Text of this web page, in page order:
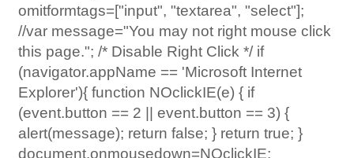
omitformtags=["input", "textarea", "select"];
//var message="You may not right mouse click
this page."; /* Disable Right Click */ if
(navigator.appName == 'Microsoft Internet
Explorer'){ function NOclickIE(e) { if
(event.button == 2 || event.button == 3) {
alert(message); return false; } return true; }
document.onmousedown=NOclickIE;